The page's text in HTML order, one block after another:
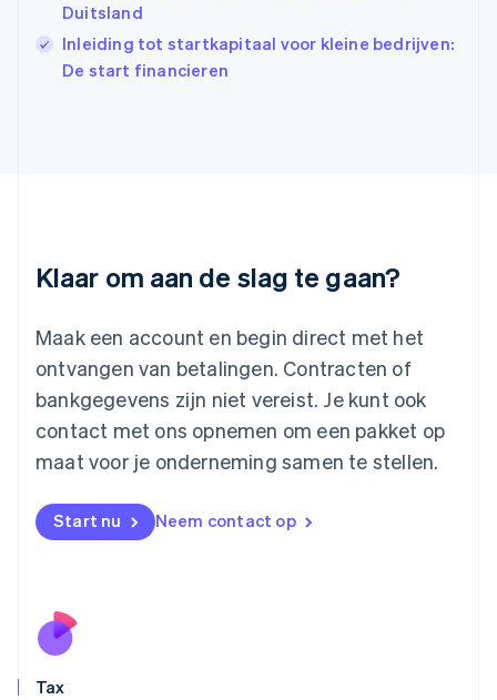
Duitsland
Inleiding tot startkapitaal voor kleine bedrijven:
De start financieren
Klaar om aan de slag te gaan?
Maak een account en begin direct met het
ontvangen van betalingen. Contracten of
bankgegevens zijn niet vereist. Je kunt ook
contact met ons opnemen om een pakket op
maat voor je onderneming samen te stellen.
Start nu Neem contact op
Tax
India
English
Italië
Litouwen
Luxemburg
Maleisië
English简体中文
Malta
English
Mexico
Nederland
NederlandsEnglish
English
Oostenrijk